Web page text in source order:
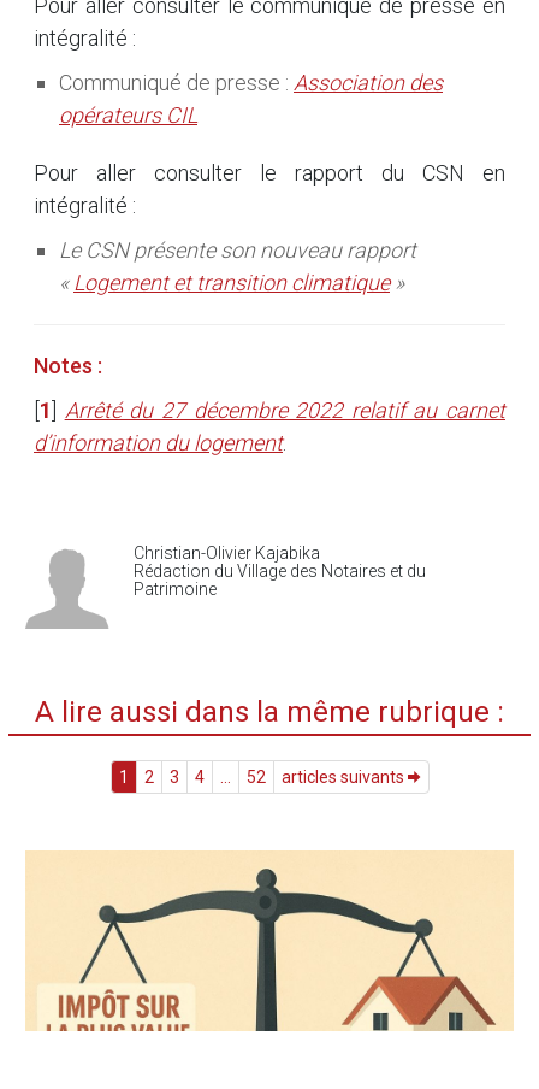
Pour aller consulter le communiqué de presse en
intégralité :
Communiqué de presse : Association des
opérateurs CIL
Pour aller consulter le rapport du CSN en
intégralité :
Le CSN présente son nouveau rapport
« Logement et transition climatique»
Notes :
1
Arrêté du 27 décembre 2022 relatif au carnet
d’information du logement.
Christian-Olivier Kajabika
Rédaction du Village des Notaires et du
Patrimoine
A lire aussi dans la même rubrique :
1 2 3 4 52 articles suivants